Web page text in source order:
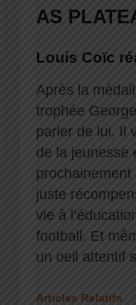
AS
Louis Coïc
Après la
trophée
parler de lui. Il
de la jeunesse
prochainement
juste
vie à
football. Et
un oeil attentif
Articles Relatifs